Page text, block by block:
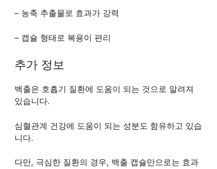
– 농축 추출물로 효과가 강력
– 캡슐 형태로 복용이 편리
추가 정보
백출은 호흡기 질환에 도움이 되는 것으로 알려져
있습니다.
심혈관계 건강에 도움이 되는 성분도 함유하고 있습
니다.
다만, 극심한 질환의 경우, 백출 캡슐만으로는 효과